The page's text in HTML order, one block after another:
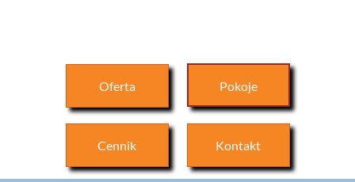
Oferta Pokoje
Cennik Kontakt